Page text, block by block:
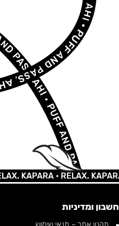
•RELAX, KAPARA •
חשבון ומדיניות